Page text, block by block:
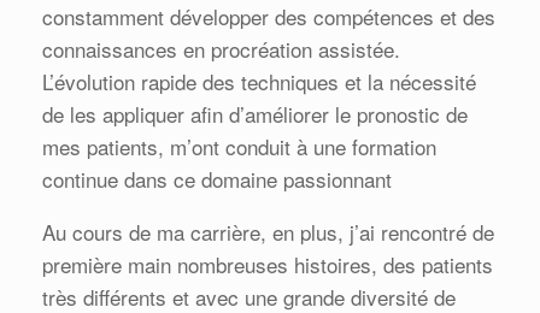
constamment développer des compétences et des
connaissances en procréation assistée.
L’évolution rapide des techniques et la nécessité
de les appliquer afin d’améliorer le pronostic de
mes patients, m’ont conduit à une formation
continue dans ce domaine passionnant
Au cours de ma carrière, en plus, j’ai rencontré de
première main nombreuses histoires, des patients
très différents et avec une grande diversité de